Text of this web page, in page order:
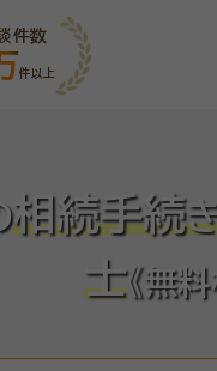
件数
件以上
相続手続
士《無